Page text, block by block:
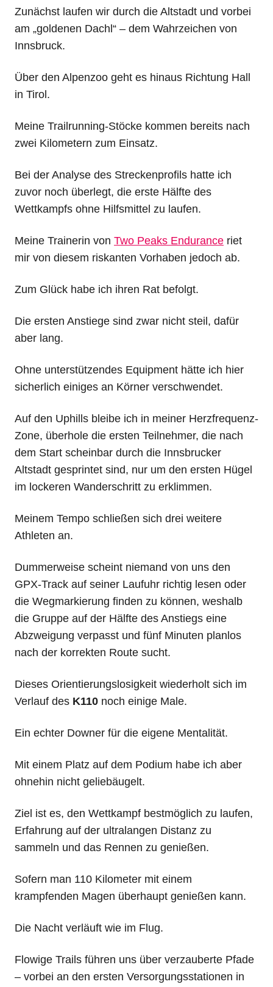
Zunächst laufen wir durch die Altstadt und vorbei
am „goldenen Dachl“ – dem Wahrzeichen von
Innsbruck.
Über den Alpenzoo geht es hinaus Richtung Hall
in Tirol.
Meine Trailrunning-Stöcke kommen bereits nach
zwei Kilometern zum Einsatz.
Bei der Analyse des Streckenprofils hatte ich
zuvor noch überlegt, die erste Hälfte des
Wettkampfs ohne Hilfsmittel zu laufen.
Meine Trainerin von Two Peaks Endurance riet
mir von diesem riskanten Vorhaben jedoch ab.
Zum Glück habe ich ihren Rat befolgt.
Die ersten Anstiege sind zwar nicht steil, dafür
aber lang.
Ohne unterstützendes Equipment hätte ich hier
sicherlich einiges an Körner verschwendet.
Auf den Uphills bleibe ich in meiner Herzfrequenz-
Zone, überhole die ersten Teilnehmer, die nach
dem Start scheinbar durch die Innsbrucker
Altstadt gesprintet sind, nur um den ersten Hügel
im lockeren Wanderschritt zu erklimmen.
Meinem Tempo schließen sich drei weitere
Athleten an.
Dummerweise scheint niemand von uns den
GPX-Track auf seiner Laufuhr richtig lesen oder
die Wegmarkierung finden zu können, weshalb
die Gruppe auf der Hälfte des Anstiegs eine
Abzweigung verpasst und fünf Minuten planlos
nach der korrekten Route sucht.
Dieses Orientierungslosigkeit wiederholt sich im
Verlauf des K110 noch einige Male.
Ein echter Downer für die eigene Mentalität.
Mit einem Platz auf dem Podium habe ich aber
ohnehin nicht geliebäugelt.
Ziel ist es, den Wettkampf bestmöglich zu laufen,
Erfahrung auf der ultralangen Distanz zu
sammeln und das Rennen zu genießen.
Sofern man 110 Kilometer mit einem
krampfenden Magen überhaupt genießen kann.
Die Nacht verläuft wie im Flug.
Flowige Trails führen uns über verzauberte Pfade
– vorbei an den ersten Versorgungsstationen in